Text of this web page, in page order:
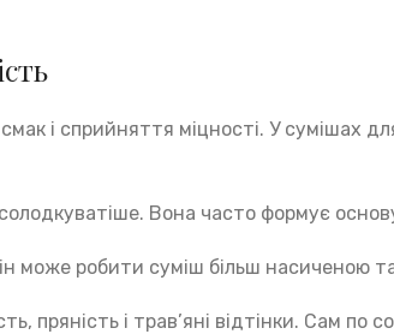
і сприйняття міцності. У сумішах
Вона часто формує
може робити суміш більш насиченою
пряність і трав’яні відтінки. Сам